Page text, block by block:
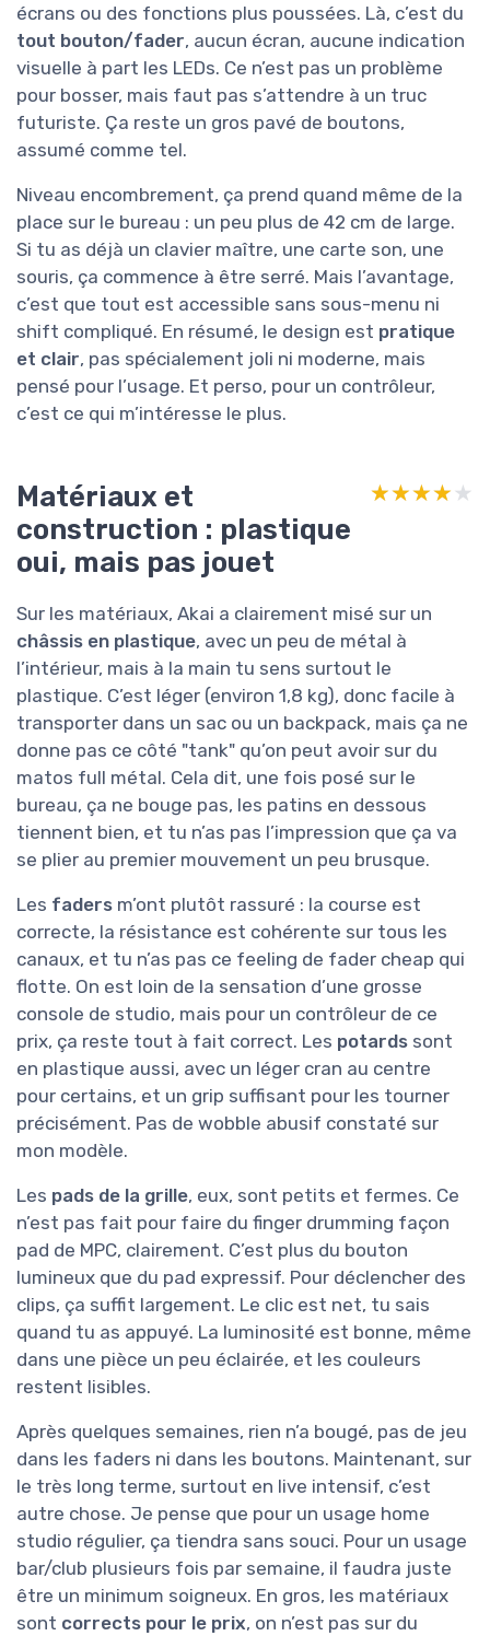
écrans ou des fonctions plus poussées. Là, c’est du
tout bouton/fader, aucun écran, aucune indication
visuelle à part les LEDs. Ce n’est pas un problème
pour bosser, mais faut pas s’attendre à un truc
futuriste. Ça reste un gros pavé de boutons,
assumé comme tel.
Niveau encombrement, ça prend quand même de la
place sur le bureau : un peu plus de 42 cm de large.
Si tu as déjà un clavier maître, une carte son, une
souris, ça commence à être serré. Mais l’avantage,
c’est que tout est accessible sans sous-menu ni
shift compliqué. En résumé, le design est pratique
et clair, pas spécialement joli ni moderne, mais
pensé pour l’usage. Et perso, pour un contrôleur,
c’est ce qui m’intéresse le plus.
Matériaux et
construction : plastique
oui, mais pas jouet
★★★★★
★★★★★
Sur les matériaux, Akai a clairement misé sur un
châssis en plastique, avec un peu de métal à
l’intérieur, mais à la main tu sens surtout le
plastique. C’est léger (environ 1,8 kg), donc facile à
transporter dans un sac ou un backpack, mais ça ne
donne pas ce côté "tank" qu’on peut avoir sur du
matos full métal. Cela dit, une fois posé sur le
bureau, ça ne bouge pas, les patins en dessous
tiennent bien, et tu n’as pas l’impression que ça va
se plier au premier mouvement un peu brusque.
Les faders m’ont plutôt rassuré : la course est
correcte, la résistance est cohérente sur tous les
canaux, et tu n’as pas ce feeling de fader cheap qui
flotte. On est loin de la sensation d’une grosse
console de studio, mais pour un contrôleur de ce
prix, ça reste tout à fait correct. Les potards sont
en plastique aussi, avec un léger cran au centre
pour certains, et un grip suffisant pour les tourner
précisément. Pas de wobble abusif constaté sur
mon modèle.
Les pads de la grille, eux, sont petits et fermes. Ce
n’est pas fait pour faire du finger drumming façon
pad de MPC, clairement. C’est plus du bouton
lumineux que du pad expressif. Pour déclencher des
clips, ça suffit largement. Le clic est net, tu sais
quand tu as appuyé. La luminosité est bonne, même
dans une pièce un peu éclairée, et les couleurs
restent lisibles.
Après quelques semaines, rien n’a bougé, pas de jeu
dans les faders ni dans les boutons. Maintenant, sur
le très long terme, surtout en live intensif, c’est
autre chose. Je pense que pour un usage home
studio régulier, ça tiendra sans souci. Pour un usage
bar/club plusieurs fois par semaine, il faudra juste
être un minimum soigneux. En gros, les matériaux
sont corrects pour le prix, on n’est pas sur du